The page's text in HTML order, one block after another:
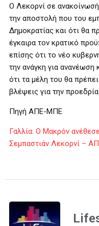
Ο Λεκορνί σε
την αποστολή που του
Δημοκρατίας και ότι θα
έγκαιρα τον κρατικό
επίσης ότι το νέο
την ανάγκη για ανανέωση
ότι τα μέλη του θα
βλέψεις για την
Πηγή ΑΠΕ-ΜΠΕ
Γαλλία: Ο Μακρόν
Σεμπαστιάν Λεκορνί –